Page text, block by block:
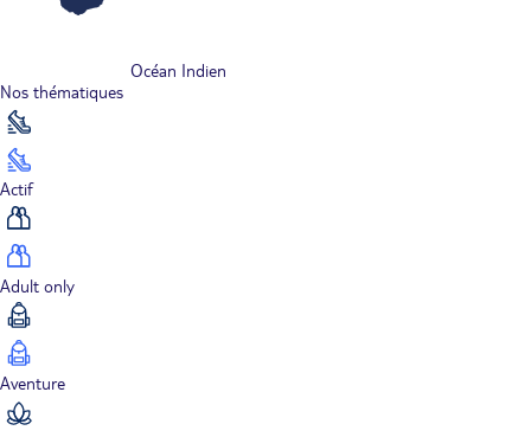
Océan Indien
Nos thématiques
Actif
Adult only
Aventure